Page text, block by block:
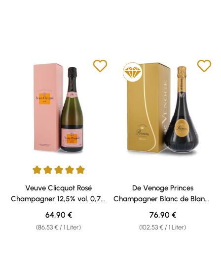
Durchschnittliche Bewertung von 5 von 5 Sternen
Veuve Clicquot Rosé
Champagner 12,5% vol. 0,75l
Geschenkkarton
(86,53 € / 1 Liter)
Regulärer Preis:
64,90 €
De Venoge Princes
Champagner Blanc de Blancs
12% vol. 0,75l Geschenkkarton
(102,53 € / 1 Liter)
Regulärer Preis:
76,90 €